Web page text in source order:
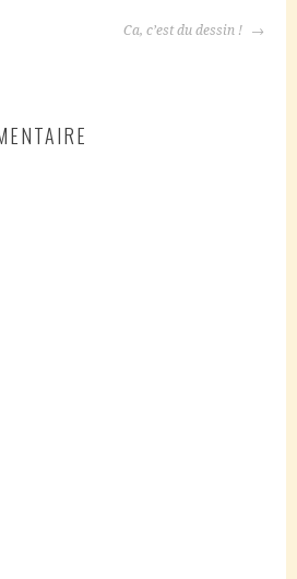
Ca, c’est du dessin !